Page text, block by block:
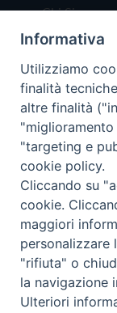
Chi Siamo
Redazione
Scrivici
Copyright
Trentina
Privacy Policy
Informativa
Utilizziamo
finalità
altre finalità
"targeting e
cookie policy.
Cliccando su
cookie.
maggiori
personalizzare
"rifiuta" o
la navigazione
Ulteriori